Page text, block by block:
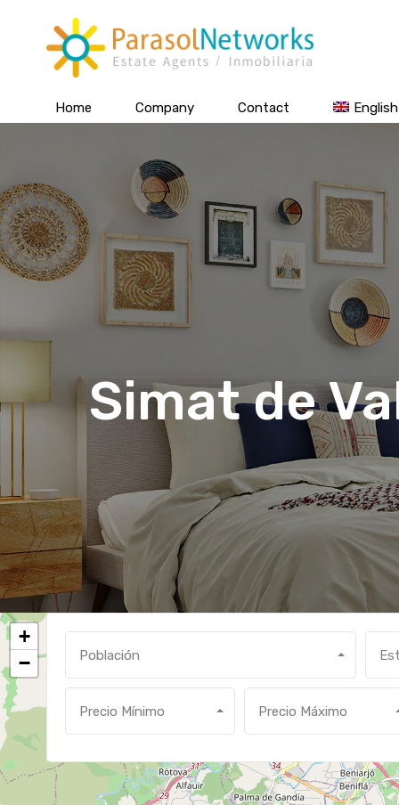
Home Company Contact English
Simat de
Población
Precio Mínimo Precio Máximo
+
−